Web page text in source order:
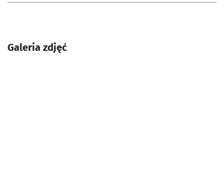
Galeria zdjęć